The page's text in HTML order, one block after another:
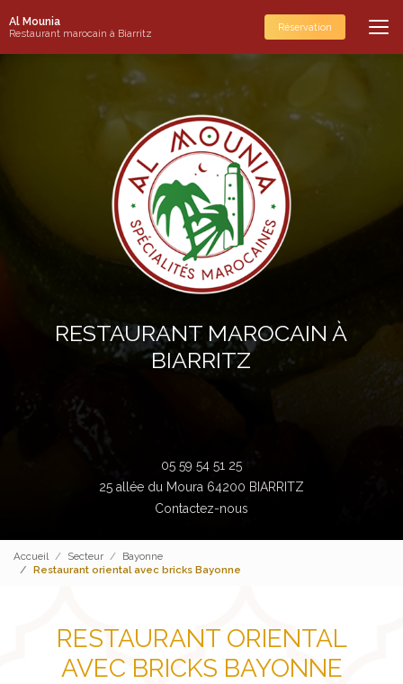
auAl Mounia
Restaurant marocain à Biarritz Réservation
RESTAURANT MAROCAIN À
BIARRITZ
05 59 54 51 25
25 allée du Moura 64200 BIARRITZ
Contactez-nous
Accueil Secteur
Bayonne
Restaurant oriental avec bricks Bayonne
RESTAURANT ORIENTAL
AVEC BRICKS BAYONNE